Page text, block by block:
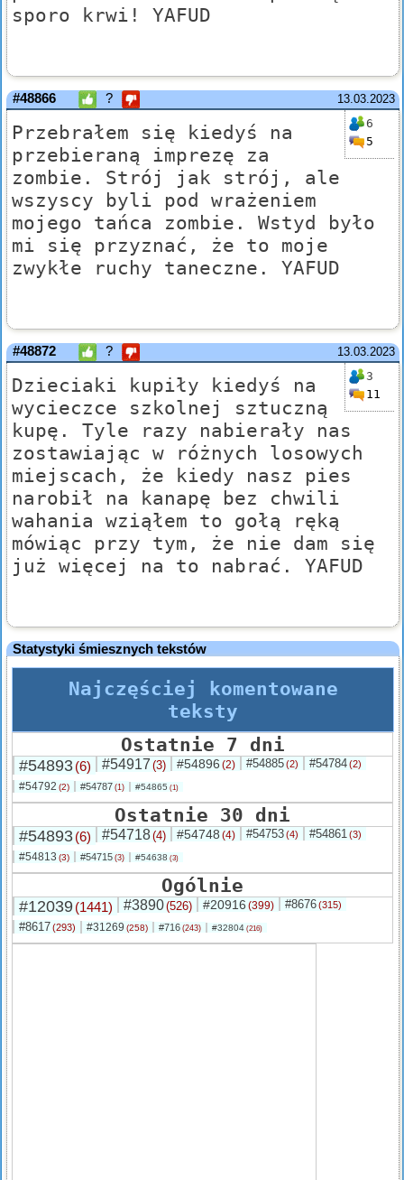
sporo krwi! YAFUD
13.03.2023
#48866 ?
6
5
Przebrałem się kiedyś na
przebieraną imprezę za
zombie. Strój jak strój, ale
wszyscy byli pod wrażeniem
mojego tańca zombie. Wstyd było
mi się przyznać, że to moje
zwykłe ruchy taneczne. YAFUD
13.03.2023
#48872 ?
3
11
Dzieciaki kupiły kiedyś na
wycieczce szkolnej sztuczną
kupę. Tyle razy nabierały nas
zostawiając w różnych losowych
miejscach, że kiedy nasz pies
narobił na kanapę bez chwili
wahania wziąłem to gołą ręką
mówiąc przy tym, że nie dam się
już więcej na to nabrać. YAFUD
Statystyki śmiesznych tekstów
Najczęściej komentowane
teksty
Ostatnie 7 dni
#54893(6) #54917 (3) #54896 (2) #54885(2) #54784(2)
#54792 (2) #54787 (1) #54865 (1)
Ostatnie 30 dni
#54893(6) #54718(4) #54748 (4) #54753(4) #54861(3)
#54813 (3) #54715 (3) #54638 (3)
Ogólnie
#12039(1441) #3890(526) #20916 (399) #8676(315)
#8617(293) #31269 (258) #716 (243) #32804 (216)